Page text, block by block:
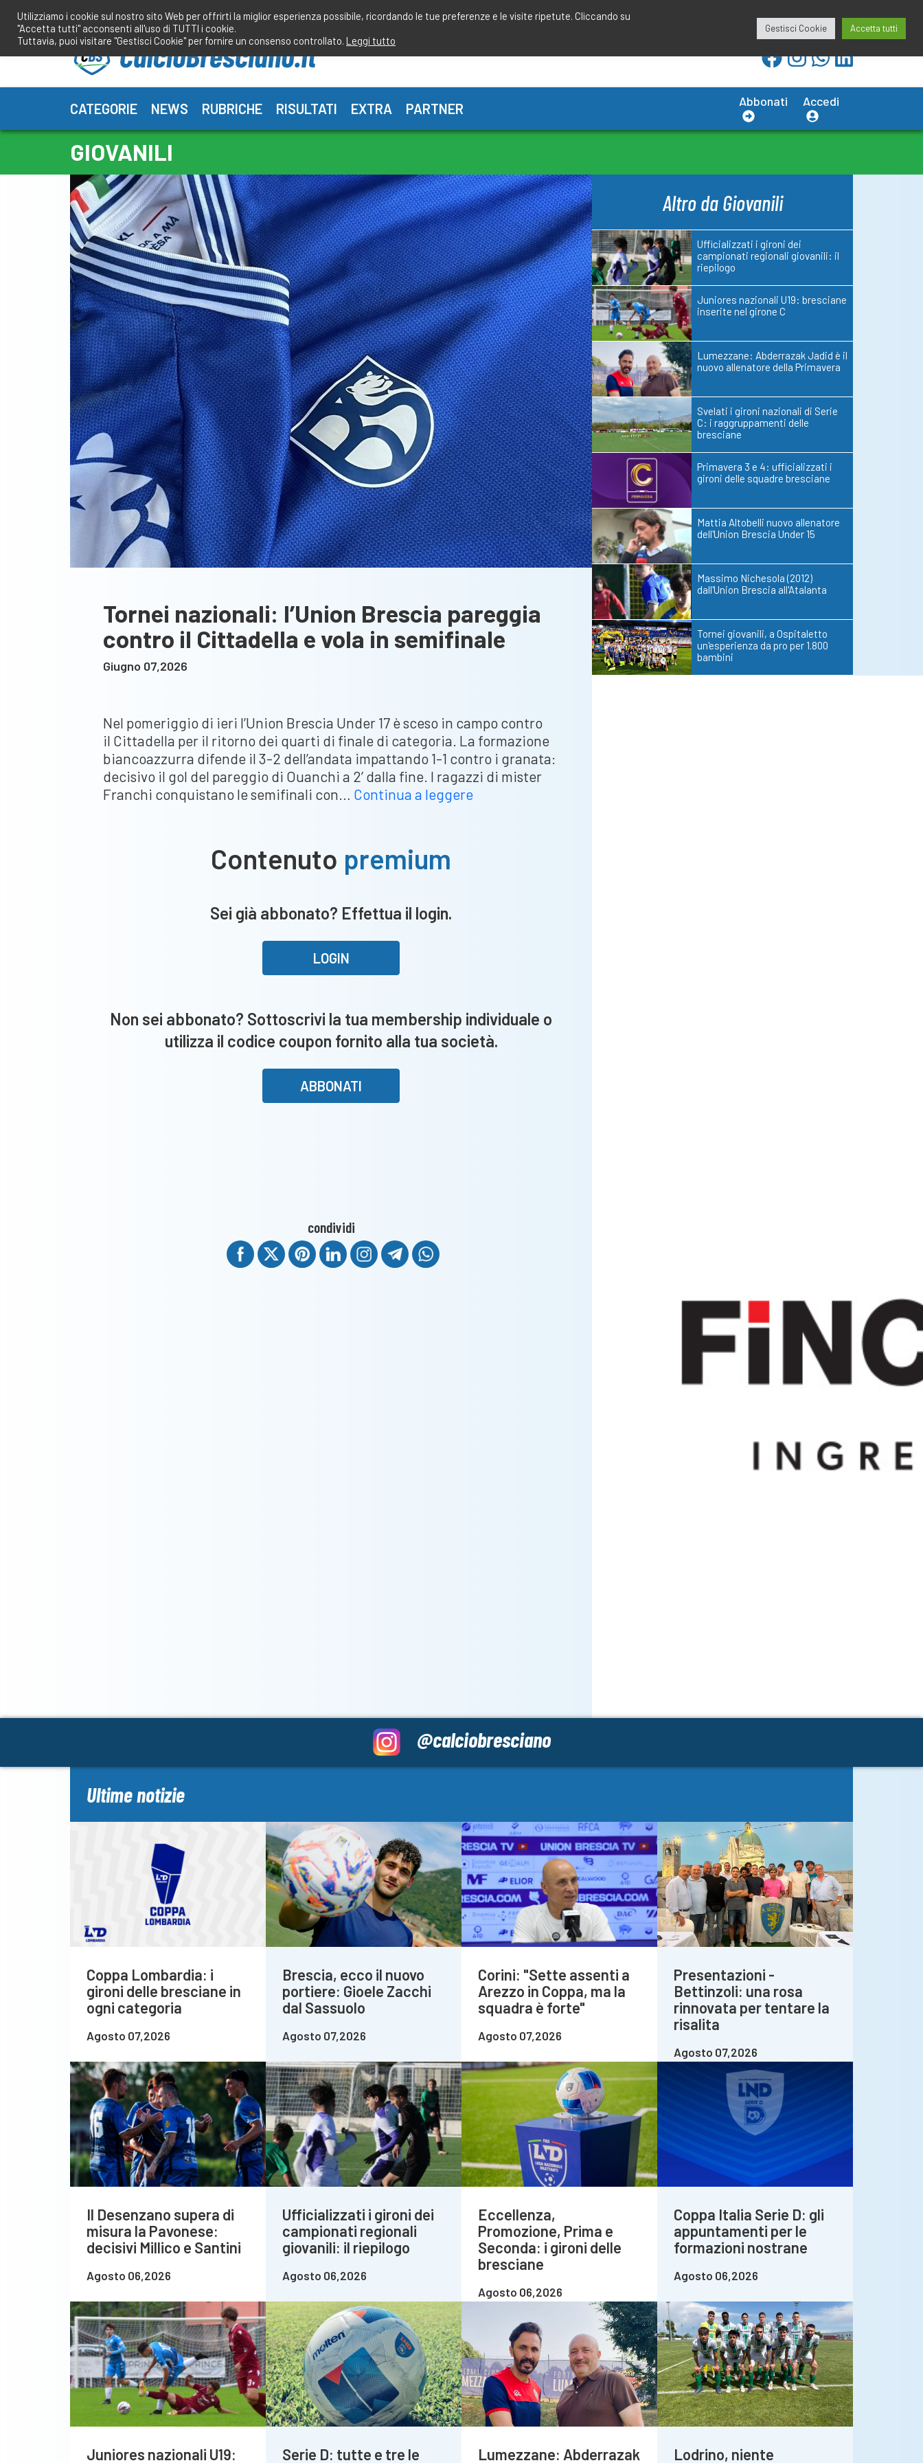
contenuto
redazione@calciobresciano.it
CATEGORIE NEWS RUBRICHE RISULTATI EXTRA PARTNER Abbonati Accedi
GIOVANILI
Tornei nazionali: l’Union Brescia pareggia
contro il Cittadella e vola in semifinale
Giugno 07,2026
Nel pomeriggio di ieri l’Union Brescia Under 17 è sceso in campo contro
il Cittadella per il ritorno dei quarti di finale di categoria. La formazione
biancoazzurra difende il 3-2 dell’andata impattando 1-1 contro i granata:
decisivo il gol del pareggio di Ouanchi a 2’ dalla fine. I ragazzi di mister
Franchi conquistano le semifinali con… Continua a leggereTornei
Contenuto premium
Sei già abbonato? Effettua il login.
LOGIN
Non sei abbonato? Sottoscrivi la tua membership individuale o
utilizza il codice coupon fornito alla tua società.
ABBONATI
condividi
Altro da Giovanili
Ufficializzati i gironi dei
campionati regionali giovanili: il
riepilogo
Juniores nazionali U19: bresciane
inserite nel girone C
Lumezzane: Abderrazak Jadid è il
nuovo allenatore della Primavera
Svelati i gironi nazionali di Serie
C: i raggruppamenti delle
bresciane
Primavera 3 e 4: ufficializzati i
gironi delle squadre bresciane
Mattia Altobelli nuovo allenatore
dell'Union Brescia Under 15
Massimo Nichesola (2012)
dall'Union Brescia all'Atalanta
Tornei giovanili, a Ospitaletto
un'esperienza da pro per 1.800
bambini
@calciobresciano
Ultime notizie
Coppa Lombardia: i
gironi delle bresciane in
ogni categoria
Agosto 07,2026
Brescia, ecco il nuovo
portiere: Gioele Zacchi
dal Sassuolo
Agosto 07,2026
Corini: "Sette assenti a
Arezzo in Coppa, ma la
squadra è forte"
Agosto 07,2026
Presentazioni -
Bettinzoli: una rosa
rinnovata per tentare la
risalita
Agosto 07,2026
Il Desenzano supera di
misura la Pavonese:
decisivi Millico e Santini
Agosto 06,2026
Ufficializzati i gironi dei
campionati regionali
giovanili: il riepilogo
Agosto 06,2026
Eccellenza,
Promozione, Prima e
Seconda: i gironi delle
bresciane
Agosto 06,2026
Coppa Italia Serie D: gli
appuntamenti per le
formazioni nostrane
Agosto 06,2026
Juniores nazionali U19:
Serie D: tutte e tre le
Lumezzane: Abderrazak
Lodrino, niente
Utilizziamo i cookie sul nostro sito Web per offrirti la miglior esperienza possibile, ricordando le tue preferenze e le visite ripetute. Cliccando su
"Accetta tutti" acconsenti all'uso di TUTTI i cookie.
Tuttavia, puoi visitare "Gestisci Cookie" per fornire un consenso controllato. Leggi tutto
Gestisci Cookie Accetta tutti